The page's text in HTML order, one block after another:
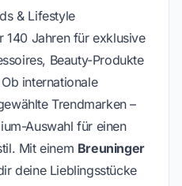
& Lifestyle
140 Jahren für exklusive
Beauty-Produkte
internationale
Trendmarken –
Auswahl für einen
Mit einem Breuninger
deine Lieblingsstücke